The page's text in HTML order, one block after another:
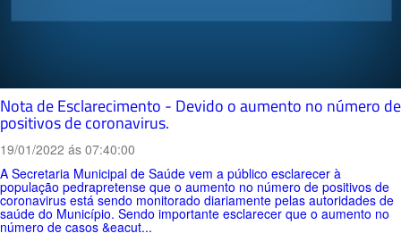
Nota de Esclarecimento - Devido o aumento no número de
positivos de coronavirus.
19/01/2022 ás 07:40:00
A Secretaria Municipal de Saúde vem a público esclarecer à
população pedrapretense que o aumento no número de positivos de
coronavirus está sendo monitorado diariamente pelas autoridades de
saúde do Município. Sendo importante esclarecer que o aumento no
número de casos &eacut...